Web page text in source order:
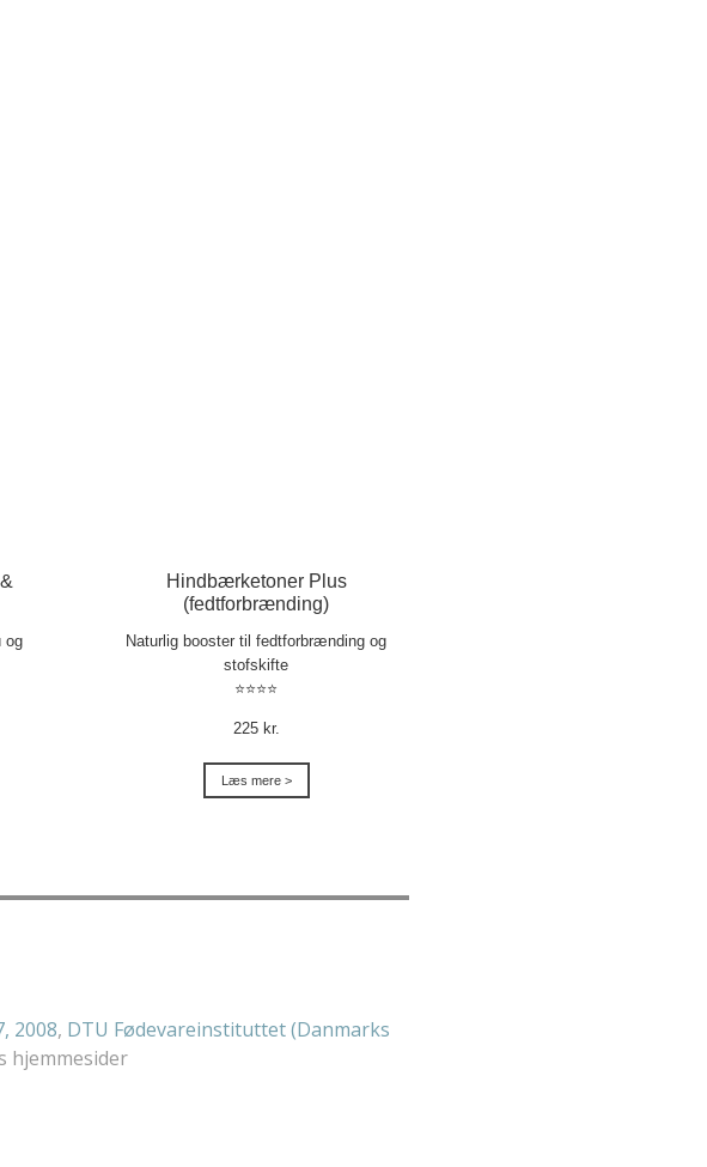
og
Hindbærketoner Plus
(fedtforbrænding)
Naturlig booster til fedtforbrænding og
stofskifte
⭐⭐⭐⭐
225 kr.
Læs mere >
2008, DTU Fødevareinstituttet (Danmarks
hjemmesider